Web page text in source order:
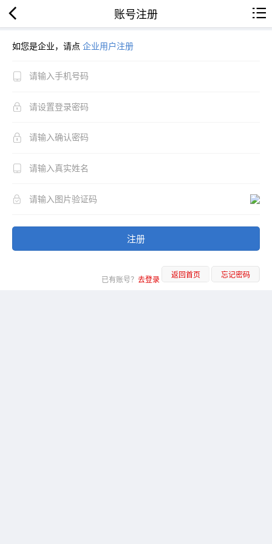
账号注册
如您是企业，请点 企业用户注册
注册
已有账号？ 去登录 返回首页 忘记密码